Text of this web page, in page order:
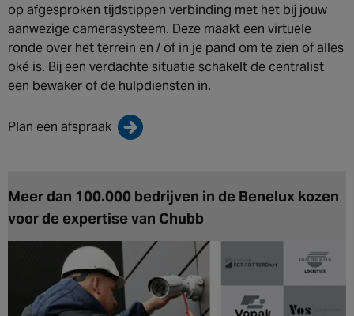
op afgesproken tijdstippen verbinding met het bij jouw
aanwezige camerasysteem. Deze maakt een virtuele
ronde over het terrein en / of in je pand om te zien of alles
oké is. Bij een verdachte situatie schakelt de centralist
een bewaker of de hulpdiensten in.
Plan een afspraak
Meer dan 100.000 bedrijven in de Benelux kozen
voor de expertise van Chubb